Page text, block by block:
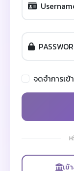
จดจำการเ
เข้